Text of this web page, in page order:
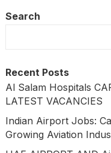
Search
Recent Posts
Al Salam Hospitals
LATEST VACANCIES
Indian Airport Jobs:
Growing Aviation